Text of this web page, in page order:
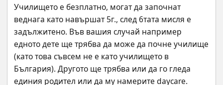
Училището е безплатно, могат да започнат
веднага като навършат 5г., след 6тата мисля е
задължитено. Във вашия случай например
едното дете ще трябва да може да почне училище
(като това съвсем не е като училището в
България). Другото ще трябва или да го гледа
единия родител или да му намерите daycare.